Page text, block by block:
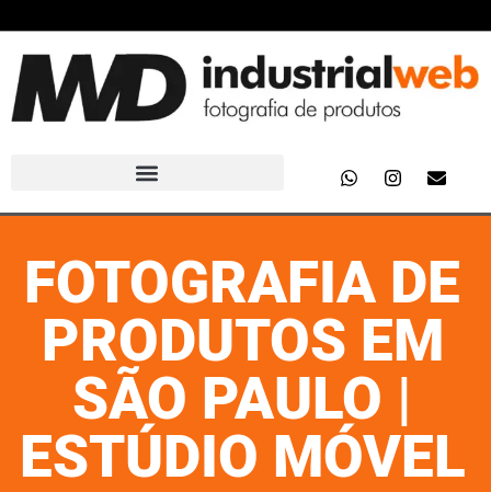
FOTOGRAFIA DE
PRODUTOS EM
SÃO PAULO |
ESTÚDIO MÓVEL